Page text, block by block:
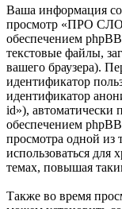
Ваша информация
просмотр «ПРО
обеспечением
текстовые файлы,
вашего браузера).
идентификатор
идентификатор
id»),
обеспечением
просмотра одной
использоваться
темах, повышая
Также во время